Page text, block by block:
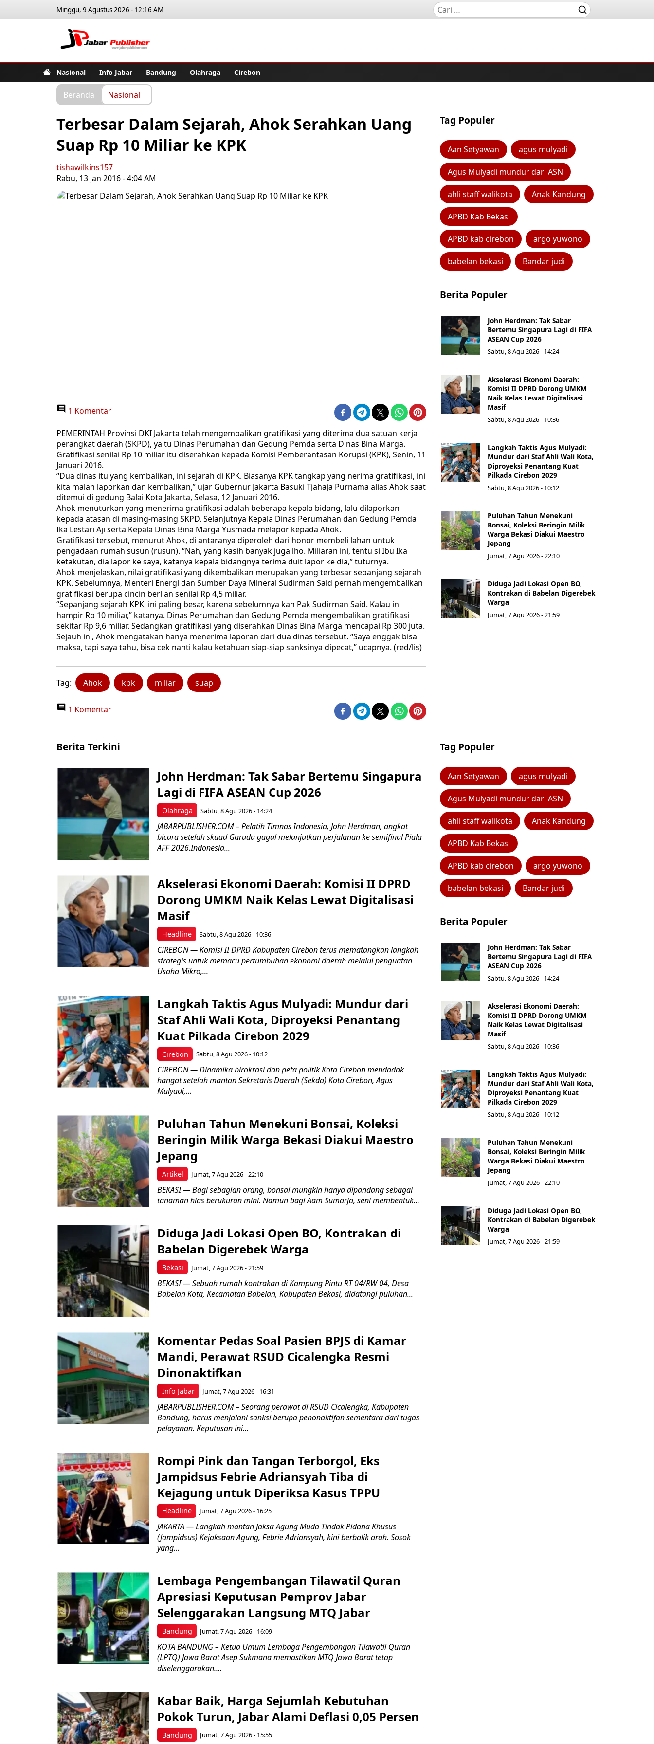
Minggu, 9 Agustus 2026 - 12:16 AM
Nasional Info Jabar Bandung Olahraga Cirebon
Beranda Nasional
Terbesar Dalam Sejarah, Ahok Serahkan Uang
Suap Rp 10 Miliar ke KPK
tishawilkins157
Rabu, 13 Jan 2016 - 4:04 AM
1 Komentar
PEMERINTAH Provinsi DKI Jakarta telah mengembalikan gratifikasi yang diterima dua satuan kerja
perangkat daerah (SKPD), yaitu Dinas Perumahan dan Gedung Pemda serta Dinas Bina Marga.
Gratifikasi senilai Rp 10 miliar itu diserahkan kepada Komisi Pemberantasan Korupsi (KPK), Senin, 11
Januari 2016.
“Dua dinas itu yang kembalikan, ini sejarah di KPK. Biasanya KPK tangkap yang nerima gratifikasi, ini
kita malah laporkan dan kembalikan,” ujar Gubernur Jakarta Basuki Tjahaja Purnama alias Ahok saat
ditemui di gedung Balai Kota Jakarta, Selasa, 12 Januari 2016.
Ahok menuturkan yang menerima gratifikasi adalah beberapa kepala bidang, lalu dilaporkan
kepada atasan di masing-masing SKPD. Selanjutnya Kepala Dinas Perumahan dan Gedung Pemda
Ika Lestari Aji serta Kepala Dinas Bina Marga Yusmada melapor kepada Ahok.
Gratifikasi tersebut, menurut Ahok, di antaranya diperoleh dari honor membeli lahan untuk
pengadaan rumah susun (rusun). “Nah, yang kasih banyak juga lho. Miliaran ini, tentu si Ibu Ika
ketakutan, dia lapor ke saya, katanya kepala bidangnya terima duit lapor ke dia,” tuturnya.
Ahok menjelaskan, nilai gratifikasi yang dikembalikan merupakan yang terbesar sepanjang sejarah
KPK. Sebelumnya, Menteri Energi dan Sumber Daya Mineral Sudirman Said pernah mengembalikan
gratifikasi berupa cincin berlian senilai Rp 4,5 miliar.
“Sepanjang sejarah KPK, ini paling besar, karena sebelumnya kan Pak Sudirman Said. Kalau ini
hampir Rp 10 miliar,” katanya. Dinas Perumahan dan Gedung Pemda mengembalikan gratifikasi
sekitar Rp 9,6 miliar. Sedangkan gratifikasi yang diserahkan Dinas Bina Marga mencapai Rp 300 juta.
Sejauh ini, Ahok mengatakan hanya menerima laporan dari dua dinas tersebut. “Saya enggak bisa
maksa, tapi saya tahu, bisa cek nanti kalau ketahuan siap-siap sanksinya dipecat,” ucapnya. (red/lis)
Tag: Ahok kpk miliar suap
1 Komentar
Tag Populer
Aan Setyawan agus mulyadi
Agus Mulyadi mundur dari ASN
ahli staff walikota Anak Kandung
APBD Kab Bekasi
APBD kab cirebon argo yuwono
babelan bekasi Bandar judi
Berita Populer
John Herdman: Tak Sabar
Bertemu Singapura Lagi di FIFA
ASEAN Cup 2026
Sabtu, 8 Agu 2026 - 14:24
Akselerasi Ekonomi Daerah:
Komisi II DPRD Dorong UMKM
Naik Kelas Lewat Digitalisasi
Masif
Sabtu, 8 Agu 2026 - 10:36
Langkah Taktis Agus Mulyadi:
Mundur dari Staf Ahli Wali Kota,
Diproyeksi Penantang Kuat
Pilkada Cirebon 2029
Sabtu, 8 Agu 2026 - 10:12
Puluhan Tahun Menekuni
Bonsai, Koleksi Beringin Milik
Warga Bekasi Diakui Maestro
Jepang
Jumat, 7 Agu 2026 - 22:10
Diduga Jadi Lokasi Open BO,
Kontrakan di Babelan Digerebek
Warga
Jumat, 7 Agu 2026 - 21:59
Berita Terkini
Olahraga
John Herdman: Tak Sabar Bertemu Singapura
Lagi di FIFA ASEAN Cup 2026
Sabtu, 8 Agu 2026 - 14:24
JABARPUBLISHER.COM – Pelatih Timnas Indonesia, John Herdman, angkat
bicara setelah skuad Garuda gagal melanjutkan perjalanan ke semifinal Piala
AFF 2026.Indonesia...
Headline
Akselerasi Ekonomi Daerah: Komisi II DPRD
Dorong UMKM Naik Kelas Lewat Digitalisasi
Masif
Sabtu, 8 Agu 2026 - 10:36
CIREBON — Komisi II DPRD Kabupaten Cirebon terus mematangkan langkah
strategis untuk memacu pertumbuhan ekonomi daerah melalui penguatan
Usaha Mikro,...
Cirebon
Langkah Taktis Agus Mulyadi: Mundur dari
Staf Ahli Wali Kota, Diproyeksi Penantang
Kuat Pilkada Cirebon 2029
Sabtu, 8 Agu 2026 - 10:12
CIREBON — Dinamika birokrasi dan peta politik Kota Cirebon mendadak
hangat setelah mantan Sekretaris Daerah (Sekda) Kota Cirebon, Agus
Mulyadi,...
Artikel
Puluhan Tahun Menekuni Bonsai, Koleksi
Beringin Milik Warga Bekasi Diakui Maestro
Jepang
Jumat, 7 Agu 2026 - 22:10
BEKASI — Bagi sebagian orang, bonsai mungkin hanya dipandang sebagai
tanaman hias berukuran mini. Namun bagi Aam Sumarja, seni membentuk...
Bekasi
Diduga Jadi Lokasi Open BO, Kontrakan di
Babelan Digerebek Warga
Jumat, 7 Agu 2026 - 21:59
BEKASI — Sebuah rumah kontrakan di Kampung Pintu RT 04/RW 04, Desa
Babelan Kota, Kecamatan Babelan, Kabupaten Bekasi, didatangi puluhan...
Info Jabar
Komentar Pedas Soal Pasien BPJS di Kamar
Mandi, Perawat RSUD Cicalengka Resmi
Dinonaktifkan
Jumat, 7 Agu 2026 - 16:31
JABARPUBLISHER.COM – Seorang perawat di RSUD Cicalengka, Kabupaten
Bandung, harus menjalani sanksi berupa penonaktifan sementara dari tugas
pelayanan. Keputusan ini...
Headline
Rompi Pink dan Tangan Terborgol, Eks
Jampidsus Febrie Adriansyah Tiba di
Kejagung untuk Diperiksa Kasus TPPU
Jumat, 7 Agu 2026 - 16:25
JAKARTA — Langkah mantan Jaksa Agung Muda Tindak Pidana Khusus
(Jampidsus) Kejaksaan Agung, Febrie Adriansyah, kini berbalik arah. Sosok
yang...
Bandung
Lembaga Pengembangan Tilawatil Quran
Apresiasi Keputusan Pemprov Jabar
Selenggarakan Langsung MTQ Jabar
Jumat, 7 Agu 2026 - 16:09
KOTA BANDUNG – Ketua Umum Lembaga Pengembangan Tilawatil Quran
(LPTQ) Jawa Barat Asep Sukmana memastikan MTQ Jawa Barat tetap
diselenggarakan....
Bandung
Kabar Baik, Harga Sejumlah Kebutuhan
Pokok Turun, Jabar Alami Deflasi 0,05 Persen
Jumat, 7 Agu 2026 - 15:55
Tag Populer
Aan Setyawan agus mulyadi
Agus Mulyadi mundur dari ASN
ahli staff walikota Anak Kandung
APBD Kab Bekasi
APBD kab cirebon argo yuwono
babelan bekasi Bandar judi
Berita Populer
John Herdman: Tak Sabar
Bertemu Singapura Lagi di FIFA
ASEAN Cup 2026
Sabtu, 8 Agu 2026 - 14:24
Akselerasi Ekonomi Daerah:
Komisi II DPRD Dorong UMKM
Naik Kelas Lewat Digitalisasi
Masif
Sabtu, 8 Agu 2026 - 10:36
Langkah Taktis Agus Mulyadi:
Mundur dari Staf Ahli Wali Kota,
Diproyeksi Penantang Kuat
Pilkada Cirebon 2029
Sabtu, 8 Agu 2026 - 10:12
Puluhan Tahun Menekuni
Bonsai, Koleksi Beringin Milik
Warga Bekasi Diakui Maestro
Jepang
Jumat, 7 Agu 2026 - 22:10
Diduga Jadi Lokasi Open BO,
Kontrakan di Babelan Digerebek
Warga
Jumat, 7 Agu 2026 - 21:59